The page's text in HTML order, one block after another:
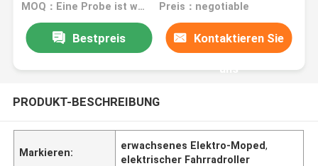
MOQ：Eine Probe ist willkommen Preis：negotiable
Bestpreis Kontaktieren Sie
uns
PRODUKT-BESCHREIBUNG
Markieren:
erwachsenes Elektro-Moped,
elektrischer Fahrradroller